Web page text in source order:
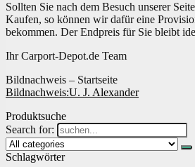
Sollten Sie nach dem Besuch unserer
Kaufen, so können wir dafür eine
bekommen. Der Endpreis für Sie bleibt
Ihr Carport-Depot.de Team
Bildnachweis – Startseite
Bildnachweis:U. J. Alexander
Produktsuche
Search for:
Schlagwörter